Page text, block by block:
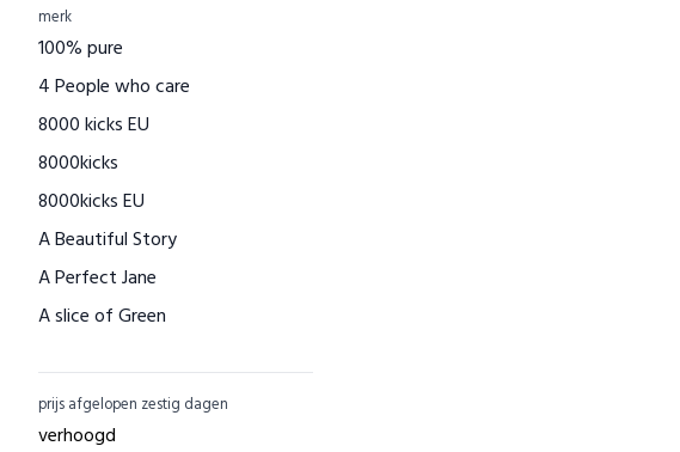
Bamigo
CAYBOO
Green Jump
Houtenspeelgoed-shop.nl
Menstruatiecups.nl
Natural Heroes
Waschbär
Big Green Smile
Little Indians
GreenPicnic
Nature's Gift
merk
100% pure
4 People who care
8000 kicks EU
8000kicks
8000kicks EU
A Beautiful Story
A Perfect Jane
A slice of Green
ACBC
ACE
prijs afgelopen zestig dagen
verhoogd